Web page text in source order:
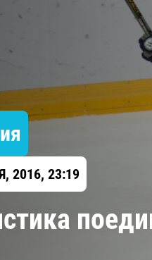
2016, 23:19